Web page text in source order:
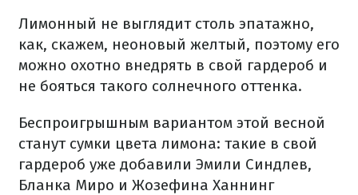
Лимонный не выглядит столь эпатажно,
как, скажем, неоновый желтый, поэтому его
можно охотно внедрять в свой гардероб и
не бояться такого солнечного оттенка.
Беспроигрышным вариантом этой весной
станут сумки цвета лимона: такие в свой
гардероб уже добавили Эмили Синдлев,
Бланка Миро и Жозефина Ханнинг